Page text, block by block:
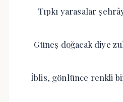
Tıpkı yarasalar
Güneş doğacak diye
İblis, gönlünce renkli